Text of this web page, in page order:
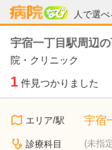
人で選
病院なび
宇宿一丁目駅周辺
院・クリニック
1 件見つかりました
エリア/駅 宇宿
診療科目 (未指